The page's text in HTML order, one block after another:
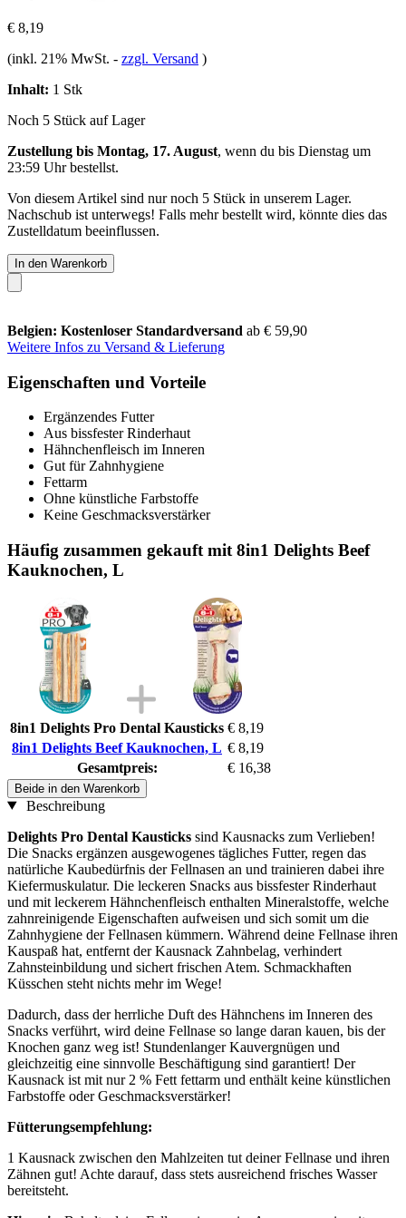
€ 8,19
(inkl. 21% MwSt. - zzgl. Versand )
Inhalt: 1 Stk
Noch 5 Stück auf Lager
Zustellung bis Montag, 17. August, wenn du bis Dienstag um
23:59 Uhrbestellst.
Von diesem Artikel sind nur noch 5 Stück in unserem Lager.
Nachschub ist unterwegs! Falls mehr bestellt wird, könnte dies das
Zustelldatum beeinflussen.
In den Warenkorb
Belgien: Kostenloser Standardversand ab € 59,90
Weitere Infos zu Versand & Lieferung
Eigenschaften und Vorteile
Ergänzendes Futter
Aus bissfester Rinderhaut
Hähnchenfleisch im Inneren
Gut für Zahnhygiene
Fettarm
Ohne künstliche Farbstoffe
Keine Geschmacksverstärker
Häufig zusammen gekauft mit 8in1 Delights Beef
Kauknochen, L
8in1 Delights Pro Dental Kausticks € 8,19
8in1 Delights Beef Kauknochen, L € 8,19
Gesamtpreis:
€ 16,38
Beide in den Warenkorb
Beschreibung
Delights Pro Dental Kausticks sind Kausnacks zum Verlieben!
Die Snacks ergänzen ausgewogenes tägliches Futter, regen das
natürliche Kaubedürfnis der Fellnasen an und trainieren dabei ihre
Kiefermuskulatur. Die leckeren Snacks aus bissfester Rinderhaut
und mit leckerem Hähnchenfleisch enthalten Mineralstoffe, welche
zahnreinigende Eigenschaften aufweisen und sich somit um die
Zahnhygiene der Fellnasen kümmern. Während deine Fellnase ihren
Kauspaß hat, entfernt der Kausnack Zahnbelag, verhindert
Zahnsteinbildung und sichert frischen Atem. Schmackhaften
Küsschen steht nichts mehr im Wege!
Dadurch, dass der herrliche Duft des Hähnchens im Inneren des
Snacks verführt, wird deine Fellnase so lange daran kauen, bis der
Knochen ganz weg ist! Stundenlanger Kauvergnügen und
gleichzeitig eine sinnvolle Beschäftigung sind garantiert! Der
Kausnack ist mit nur 2 % Fett fettarm und enthält keine künstlichen
Farbstoffe oder Geschmacksverstärker!
Fütterungsempfehlung:
1 Kausnack zwischen den Mahlzeiten tut deiner Fellnase und ihren
Zähnen gut! Achte darauf, dass stets ausreichend frisches Wasser
bereitsteht.